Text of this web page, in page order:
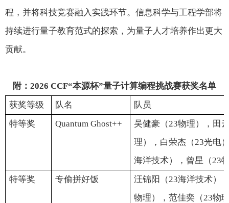
程，并将科技竞赛融入实践环节。信息科学与工程学部将
持续进行量子教育范式的探索，为量子人才培养作出更大
贡献。
附： 2026 CCF“本源杯”量子计算编程挑战赛获奖名单
获奖等级
队名
队员
特等奖
Quantum Ghost++ 吴健豪（23物理），田
理），白荣杰（23光电
海洋技术），曾星（23
特等奖
专偷拼好饭 汪锦阳（23海洋技术）
物理），范佳奕（23物